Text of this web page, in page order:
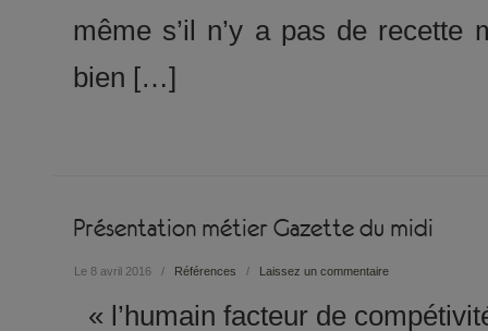
même s’il n’y a pas de
bien […]
Présentation métier Gazette du midi
Le 8 avril 2016 / Références / Laissez un commentaire
« l’humain facteur de